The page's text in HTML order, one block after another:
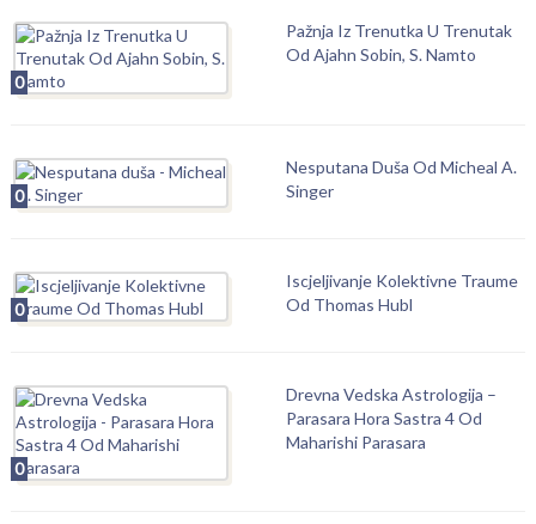
0
Pažnja Iz Trenutka U Trenutak
Od Ajahn Sobin, S. Namto
0
Nesputana Duša Od Micheal A.
Singer
0
Iscjeljivanje Kolektivne Traume
Od Thomas Hubl
0
Drevna Vedska Astrologija –
Parasara Hora Sastra 4 Od
Maharishi Parasara